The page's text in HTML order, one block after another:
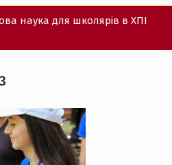
наука для школярів в ХПІ